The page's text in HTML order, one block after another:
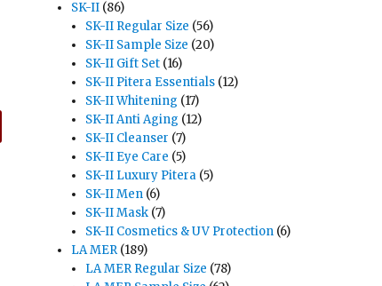
SK-II (86)
SK-II Regular Size (56)
SK-II Sample Size (20)
SK-II Gift Set (16)
SK-II Pitera Essentials (12)
SK-II Whitening (17)
SK-II Anti Aging (12)
SK-II Cleanser (7)
SK-II Eye Care (5)
SK-II Luxury Pitera (5)
SK-II Men (6)
SK-II Mask (7)
SK-II Cosmetics & UV Protection (6)
LA MER (189)
LA MER Regular Size (78)